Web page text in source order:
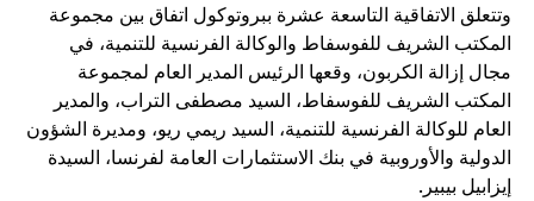
وتتعلق الاتفاقية التاسعة عشرة ببروتوكول اتفاق بين مجموعة
المكتب الشريف للفوسفاط والوكالة الفرنسية للتنمية، في
مجال إزالة الكربون، وقعها الرئيس المدير العام لمجموعة
المكتب الشريف للفوسفاط، السيد مصطفى التراب، والمدير
العام للوكالة الفرنسية للتنمية، السيد ريمي ريو، ومديرة الشؤون
الدولية والأوروبية في بنك الاستثمارات العامة لفرنسا، السيدة
إيزابيل بيبير.